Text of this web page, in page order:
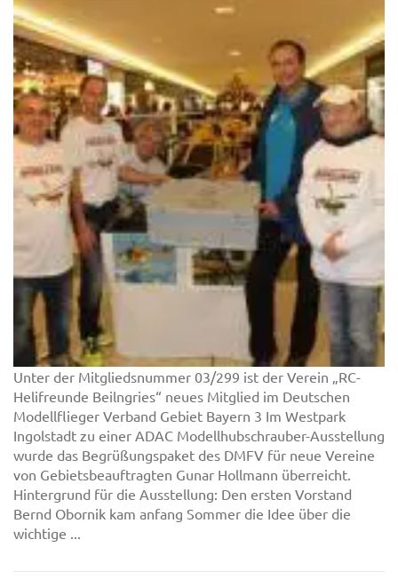
Unter der Mitgliedsnummer 03/299 ist der Verein „RC-
Helifreunde Beilngries“ neues Mitglied im Deutschen
Modellflieger Verband Gebiet Bayern 3 Im Westpark
Ingolstadt zu einer ADAC Modellhubschrauber-Ausstellung
wurde das Begrüßungspaket des DMFV für neue Vereine
von Gebietsbeauftragten Gunar Hollmann überreicht.
Hintergrund für die Ausstellung: Den ersten Vorstand
Bernd Obornik kam anfang Sommer die Idee über die
wichtige ...